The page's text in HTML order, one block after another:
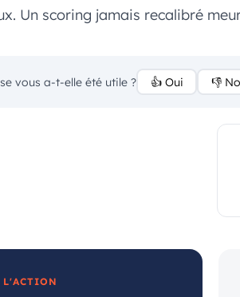
Un scoring jamais recalibré
vous a-t-elle été utile ? 👍 Oui 👎
L'ACTION